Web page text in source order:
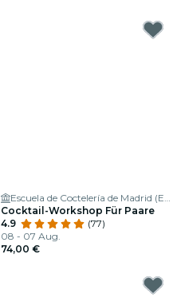
Escuela de Coctelería de Madrid (ESCOM)
Cocktail-Workshop Für Paare
4.9
(77)
08 - 07 Aug.
74,00 €